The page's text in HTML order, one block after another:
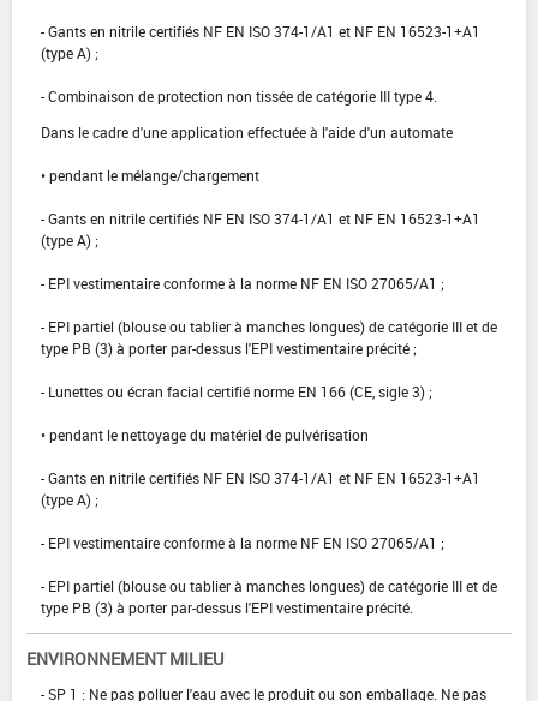
- Gants en nitrile certifiés NF EN ISO 374-1/A1 et NF EN 16523-1+A1
(type A) ;
- Combinaison de protection non tissée de catégorie III type 4.
Dans le cadre d'une application effectuée à l'aide d'un automate
• pendant le mélange/chargement
- Gants en nitrile certifiés NF EN ISO 374-1/A1 et NF EN 16523-1+A1
(type A) ;
- EPI vestimentaire conforme à la norme NF EN ISO 27065/A1 ;
- EPI partiel (blouse ou tablier à manches longues) de catégorie III et de
type PB (3) à porter par-dessus l'EPI vestimentaire précité ;
- Lunettes ou écran facial certifié norme EN 166 (CE, sigle 3) ;
• pendant le nettoyage du matériel de pulvérisation
- Gants en nitrile certifiés NF EN ISO 374-1/A1 et NF EN 16523-1+A1
(type A) ;
- EPI vestimentaire conforme à la norme NF EN ISO 27065/A1 ;
- EPI partiel (blouse ou tablier à manches longues) de catégorie III et de
type PB (3) à porter par-dessus l'EPI vestimentaire précité.
ENVIRONNEMENT MILIEU
- SP 1 : Ne pas polluer l'eau avec le produit ou son emballage. Ne pas